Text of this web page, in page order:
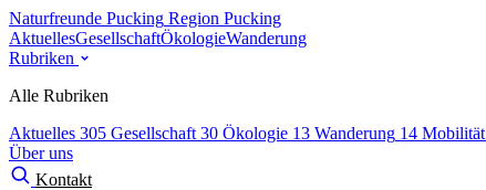
Naturfreunde Pucking Region Pucking
AktuellesGesellschaftÖkologieWanderung
Rubriken
Alle Rubriken
Aktuelles 305 Gesellschaft 30 Ökologie 13 Wanderung 14 Mobilität
Über uns
Kontakt